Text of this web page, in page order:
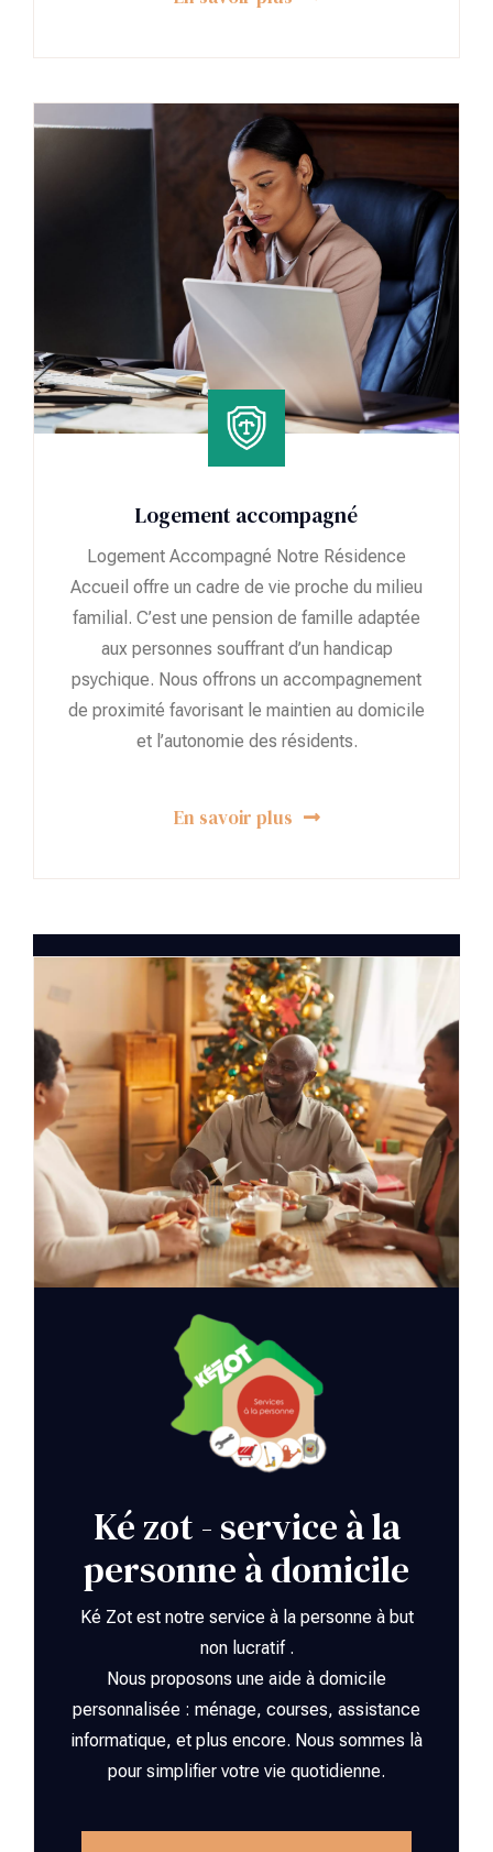
Logement accompagné
Logement Accompagné Notre Résidence
Accueil offre un cadre de vie proche du milieu
familial. C’est une pension de famille adaptée
aux personnes souffrant d’un handicap
psychique. Nous offrons un accompagnement
de proximité favorisant le maintien au domicile
et l’autonomie des résidents.
En savoir plus
Ké zot - service à la
personne à domicile
Ké Zot est notre service à la personne à but
non lucratif .
Nous proposons une aide à domicile
personnalisée : ménage, courses, assistance
informatique, et plus encore. Nous sommes là
pour simplifier votre vie quotidienne.